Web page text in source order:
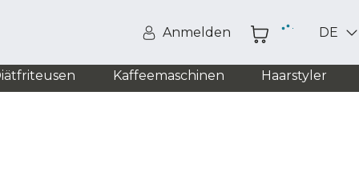
Anmelden DE
Kaffeemaschinen Haarstyler